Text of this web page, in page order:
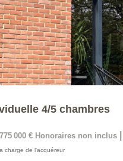
4/5 chambres
775 000 € Honoraires non inclus
charge de l'acquéreur